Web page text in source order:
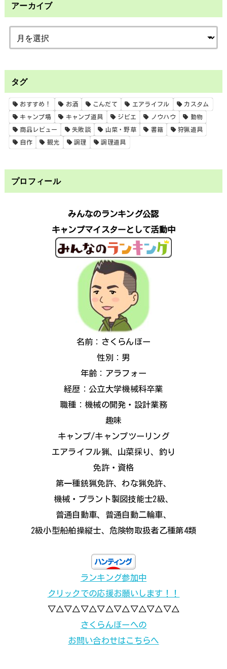
アーカイブ
タグ
おすすめ！ お酒 こんだて エアライフル カスタム
キャンプ場 キャンプ道具 ジビエ ノウハウ 動物
商品レビュー 失敗談 山菜・野草 書籍 狩猟道具
自作 観光 調理 調理道具
プロフィール
みんなのランキング公認
キャンプマイスターとして活動中
名前：さくらんぼー
性別：男
年齢：アラフォー
経歴：公立大学機械科卒業
職種：機械の開発・設計業務
趣味
キャンプ/キャンプツーリング
エアライフル猟、山菜採り、釣り
免許・資格
第一種銃猟免許、わな猟免許、
機械・プラント製図技能士2級、
普通自動車、普通自動二輪車、
2級小型船舶操縦士、危険物取扱者乙種第4類
ランキング参加中
クリックでの応援お願いします！！
▽△▽△▽△▽△▽△▽△▽△▽△
さくらんぼーへの
お問い合わせはこちらへ